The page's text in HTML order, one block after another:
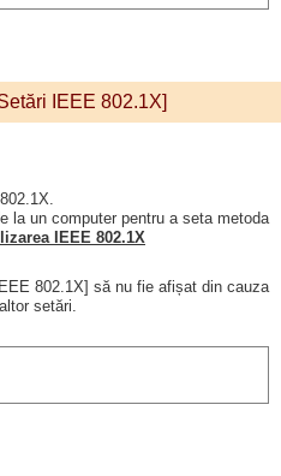
IEEE 802.1X]
la un computer pentru a seta metoda
IEEE 802.1X
802.1X] să nu fie afișat din cauza
setări.